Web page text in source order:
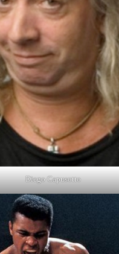
Diego Capusotto